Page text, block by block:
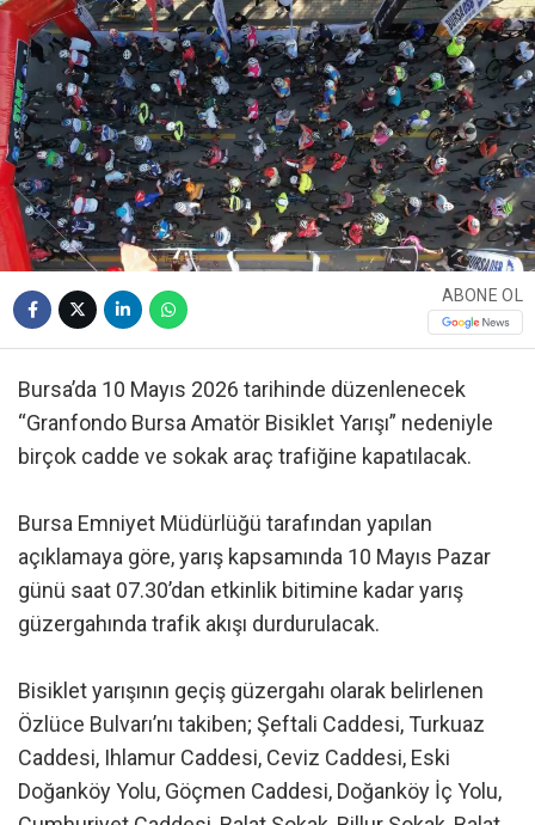
ABONE OL
Bursa’da 10 Mayıs 2026 tarihinde düzenlenecek
“Granfondo Bursa Amatör Bisiklet Yarışı” nedeniyle
birçok cadde ve sokak araç trafiğine kapatılacak.
Bursa Emniyet Müdürlüğü tarafından yapılan
açıklamaya göre, yarış kapsamında 10 Mayıs Pazar
günü saat 07.30’dan etkinlik bitimine kadar yarış
güzergahında trafik akışı durdurulacak.
Bisiklet yarışının geçiş güzergahı olarak belirlenen
Özlüce Bulvarı’nı takiben; Şeftali Caddesi, Turkuaz
Caddesi, Ihlamur Caddesi, Ceviz Caddesi, Eski
Doğanköy Yolu, Göçmen Caddesi, Doğanköy İç Yolu,